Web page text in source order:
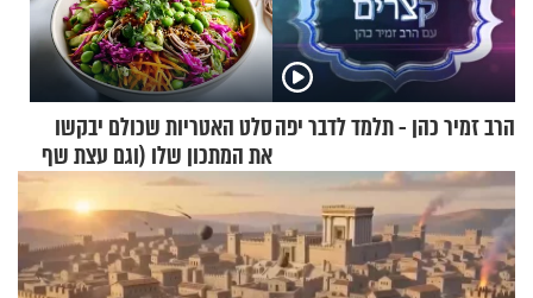
הרב זמיר כהן - תלמד לדבר יפהסלט האטריות שכולם יבקשו
את המתכון שלו (וגם עצת שף
להגשת הרוטב)